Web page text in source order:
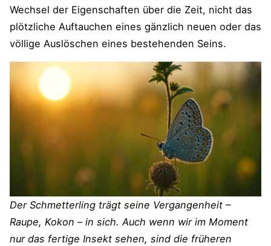
Wechsel der Eigenschaften über die Zeit, nicht das
plötzliche Auftauchen eines gänzlich neuen oder das
völlige Auslöschen eines bestehenden Seins.
Der Schmetterling trägt seine Vergangenheit –
Raupe, Kokon – in sich. Auch wenn wir im Moment
nur das fertige Insekt sehen, sind die früheren